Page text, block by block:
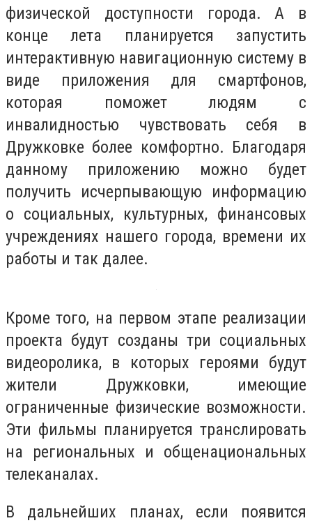
физической доступности города. А в
конце лета планируется запустить
интерактивную навигационную систему в
виде приложения для смартфонов,
которая поможет людям с
инвалидностью чувствовать себя в
Дружковке более комфортно. Благодаря
данному приложению можно будет
получить исчерпывающую информацию
о социальных, культурных, финансовых
учреждениях нашего города, времени их
работы и так далее.
Кроме того, на первом этапе реализации
проекта будут созданы три социальных
видеоролика, в которых героями будут
жители Дружковки, имеющие
ограниченные физические возможности.
Эти фильмы планируется транслировать
на региональных и общенациональных
телеканалах.
В дальнейших планах, если появится